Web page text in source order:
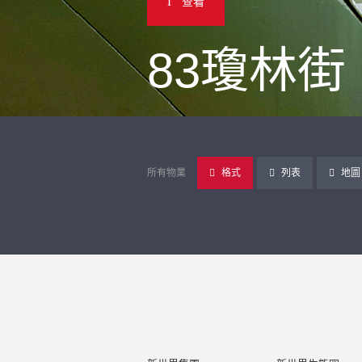
83瓊林街
所有物業 格式 列表 地圖